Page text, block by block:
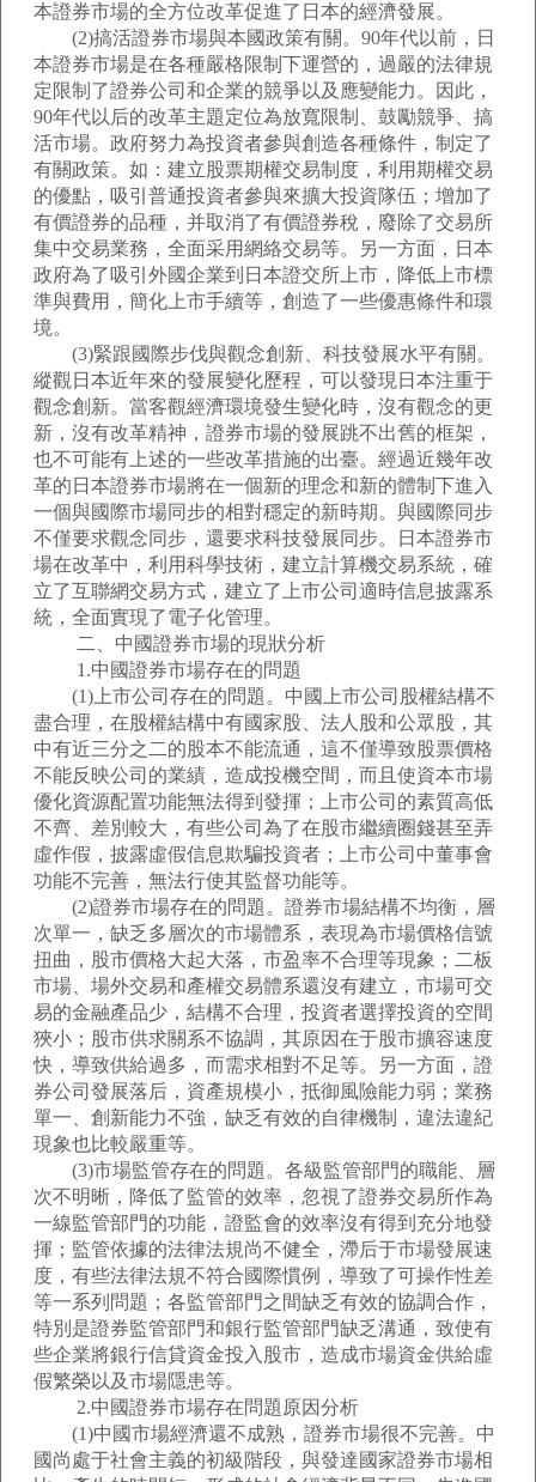
本證券市場的全方位改革促進了日本的經濟發展。
(2)搞活證券市場與本國政策有關。90年代以前，日
本證券市場是在各種嚴格限制下運營的，過嚴的法律規
定限制了證券公司和企業的競爭以及應變能力。因此，
90年代以后的改革主題定位為放寬限制、鼓勵競爭、搞
活市場。政府努力為投資者參與創造各種條件，制定了
有關政策。如：建立股票期權交易制度，利用期權交易
的優點，吸引普通投資者參與來擴大投資隊伍；增加了
有價證券的品種，并取消了有價證券稅，廢除了交易所
集中交易業務，全面采用網絡交易等。另一方面，日本
政府為了吸引外國企業到日本證交所上市，降低上市標
準與費用，簡化上市手續等，創造了一些優惠條件和環
境。
(3)緊跟國際步伐與觀念創新、科技發展水平有關。
縱觀日本近年來的發展變化歷程，可以發現日本注重于
觀念創新。當客觀經濟環境發生變化時，沒有觀念的更
新，沒有改革精神，證券市場的發展跳不出舊的框架，
也不可能有上述的一些改革措施的出臺。經過近幾年改
革的日本證券市場將在一個新的理念和新的體制下進入
一個與國際市場同步的相對穩定的新時期。與國際同步
不僅要求觀念同步，還要求科技發展同步。日本證券市
場在改革中，利用科學技術，建立計算機交易系統，確
立了互聯網交易方式，建立了上市公司適時信息披露系
統，全面實現了電子化管理。
二、中國證券市場的現狀分析
1.中國證券市場存在的問題
(1)上市公司存在的問題。中國上市公司股權結構不
盡合理，在股權結構中有國家股、法人股和公眾股，其
中有近三分之二的股本不能流通，這不僅導致股票價格
不能反映公司的業績，造成投機空間，而且使資本市場
優化資源配置功能無法得到發揮；上市公司的素質高低
不齊、差別較大，有些公司為了在股市繼續圈錢甚至弄
虛作假，披露虛假信息欺騙投資者；上市公司中董事會
功能不完善，無法行使其監督功能等。
(2)證券市場存在的問題。證券市場結構不均衡，層
次單一，缺乏多層次的市場體系，表現為市場價格信號
扭曲，股市價格大起大落，市盈率不合理等現象；二板
市場、場外交易和產權交易體系還沒有建立，市場可交
易的金融產品少，結構不合理，投資者選擇投資的空間
狹小；股市供求關系不協調，其原因在于股市擴容速度
快，導致供給過多，而需求相對不足等。另一方面，證
券公司發展落后，資產規模小，抵御風險能力弱；業務
單一、創新能力不強，缺乏有效的自律機制，違法違紀
現象也比較嚴重等。
(3)市場監管存在的問題。各級監管部門的職能、層
次不明晰，降低了監管的效率，忽視了證券交易所作為
一線監管部門的功能，證監會的效率沒有得到充分地發
揮；監管依據的法律法規尚不健全，滯后于市場發展速
度，有些法律法規不符合國際慣例，導致了可操作性差
等一系列問題；各監管部門之間缺乏有效的協調合作，
特別是證券監管部門和銀行監管部門缺乏溝通，致使有
些企業將銀行信貸資金投入股市，造成市場資金供給虛
假繁榮以及市場隱患等。
2.中國證券市場存在問題原因分析
(1)中國市場經濟還不成熟，證券市場很不完善。中
國尚處于社會主義的初級階段，與發達國家證券市場相